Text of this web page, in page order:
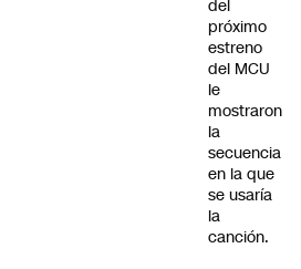
del
próximo
estreno
del MCU
le
mostraron
la
secuencia
en la que
se usaría
la
canción.